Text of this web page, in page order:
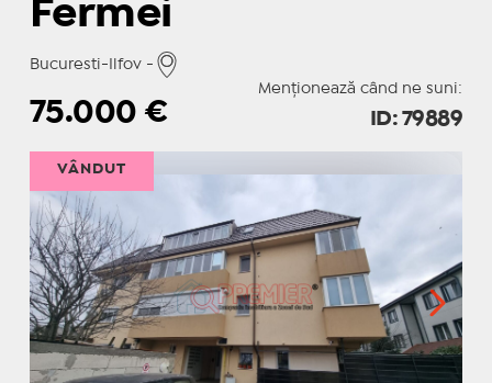
Fermei
Bucuresti-Ilfov -
Menționează când ne suni:
75.000€ ID: 79889
VÂNDUT